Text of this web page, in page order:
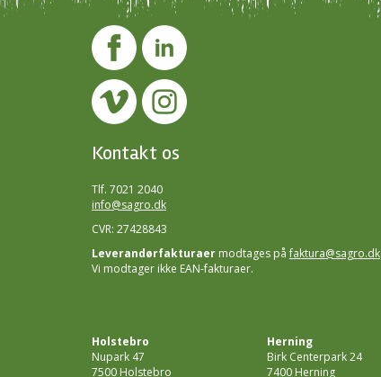
Kontakt os
Tlf. 7021 2040
info@sagro.dk
CVR: 27428843
Leverandørfakturaer modtages påfaktura@sagro.dk
Vi modtager ikke EAN-fakturaer.
Holstebro
Nupark 47
7500 Holstebro
Herning
Birk Centerpark 24
7400 Herning